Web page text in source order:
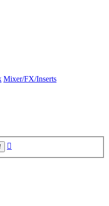
Mixer/FX/Inserts
Sök